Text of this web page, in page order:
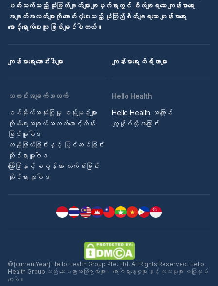
ပတ်သက်သည့် ဆုံးဖြတ်ချက်များ ချမှတ်ရာတွင် စိတ်ချရသော ကျန်းမာရေး
အချက်အလက်များကို ထောက်ပံ့ပေးသည့် ယုံကြည်စိတ်ချရသော ကျန်းမာရေး
စောင့်ရှောက်ပေးသူ ဖြစ်ချင်ပါတယ်။
ကျန်းမာရေး ဆောင်းပါးများ ကျန်းမာရေး ကိရိယာများ
သတင်းအချက်အလက်
ဝဘ်ဆိုက်အသုံးပြုမှု စည်းမျဉ်းများ
ကိုယ်ရေးအချက်အလက်စောင့်ထိန်း
ခြင်းမူဝါဒ
တည်းဖြတ်ခြင်းနှင့် ပြင်ဆင်ခြင်း
ဆိုင်ရာမူဝါဒ
ကြော်ငြာနှင့် စပွန်ဆာ လက်ခံခြင်း
ဆိုင်ရာ မူဝါဒ
Hello Health
Hello Health အကြောင်း
ကျွန်ုပ်တို့အကြောင်း
©{currentYear} Hello Health Group Pte. Ltd. All Rights Reserved. Hello
Health Group သည် ဆေးပညာအကြံဉာဏ်များ၊ ရောဂါရှာဖွေမှုများနှင့် ကုသမှုများ မပြုလုပ်
ပေးပါ။